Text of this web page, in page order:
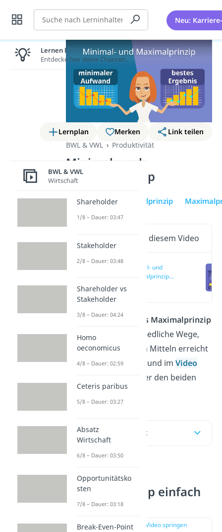
Suche Neu:
Lernplan Merken
Link teilen
BWL & VWL
Produktivität
Minimal- und
Maximalprinzip
Übersicht Minimalprinzip
Wichtige Inhalte in diesem Video
Minimal- und
Maximalprinzip
DasMinimal-und
das Maximalprinzip
zeigen zwei unterschiedliche Wege,
wie Ziele mit knappen Mitteln erreicht
werden können. Hier und imVideo
erfährst du, was hinter den beiden
Konzepten steckt.
Inhaltsübersicht
Minimal- und
Maximalprinzip einfach
erklärt
zur Stelle im Video springen
Lernen lohnt sich!
Entdecke hier deine Chancen.
BWL & VWL
Wirtschaft
Shareholder
1/8 – Dauer: 03:47
Stakeholder
2/8 – Dauer: 03:48
Shareholder vs
Stakeholder
3/8 – Dauer: 04:24
Homo
oeconomicus
4/8 – Dauer: 02:59
Ceteris paribus
5/8 – Dauer: 03:27
Absatz
Wirtschaft
6/8 – Dauer: 03:50
Opportunitätsko
sten
7/8 – Dauer: 03:18
Break-Even-Point